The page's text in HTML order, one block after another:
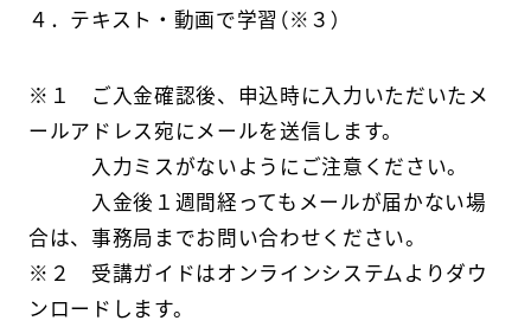
４．テキスト・動画で学習（※３）
※１ ご入金確認後、申込時に入力いただいたメ
ールアドレス宛にメールを送信します。
入力ミスがないようにご注意ください。
入金後１週間経ってもメールが届かない場
合は、事務局までお問い合わせください。
※２ 受講ガイドはオンラインシステムよりダウ
ンロードします。